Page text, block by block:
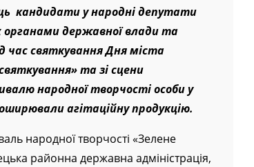
кандидати у народні депутати
органами державної влади та
час святкування Дня міста
та зі сцени
народної творчості особи у
агітаційну продукцію.
народної творчості «Зелене
районна державна адміністрація,